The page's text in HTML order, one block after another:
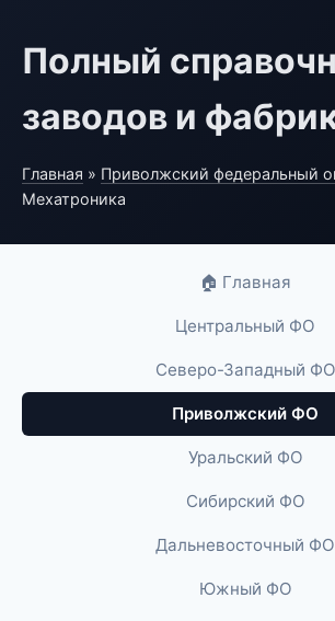
Полный
заводов и
Главная » Приволжский федеральный
Мехатроника
🏠 Главная
Центральный ФО
Северо-Западный ФО
Приволжский ФО
Уральский ФО
Сибирский ФО
Дальневосточный ФО
Южный ФО